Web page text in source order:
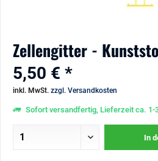
Zellengitter -
5,50 € *
inkl. MwSt. zzgl. Versandkosten
Sofort versandfertig, Lieferzeit ca. 1-
In